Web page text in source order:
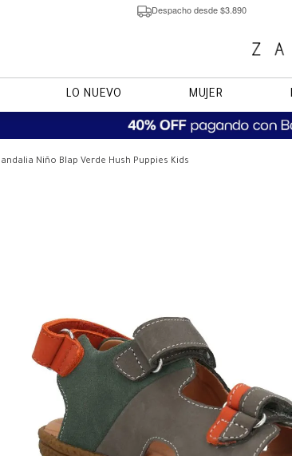
Despacho desde $3.890
LO NUEVO MUJER
Niño Blap Verde Hush Puppies Kids